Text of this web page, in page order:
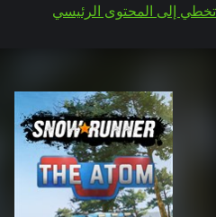
تخطي إلى المحتوى الرئيسي